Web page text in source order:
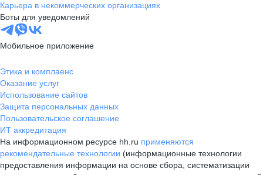
Карьера в некоммерческих организациях
Боты для уведомлений
Мобильное приложение
Этика и комплаенс
Оказание услуг
Использование сайтов
Защита персональных данных
Пользовательское соглашение
ИТ аккредитация
На информационном ресурсе hh.ru применяются
рекомендательные технологии (информационные технологии
предоставления информации на основе сбора, систематизации